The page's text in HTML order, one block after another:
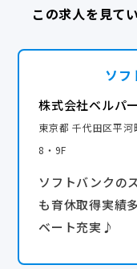
2025年はグアム
はPayPayと交換
産休・育休実績
◆通院休暇
◆時短勤務 ※社内
◆子どもの看護休
◆介護休業
◇連休取得を推進
多くのメンバーが
を満喫しています。
この求人を見て
ソフ
株式会社ベルパ
東京都 千代田区平
8・9F
ソフトバンクの
も育休取得実績
ベート充実♪